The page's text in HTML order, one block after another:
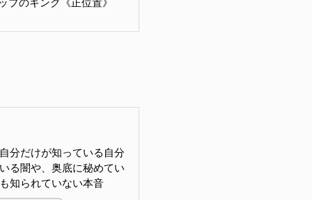
プのキング《正位置》
分だけが知っている自分
る闇や、奥底に秘めてい
知られていない本音